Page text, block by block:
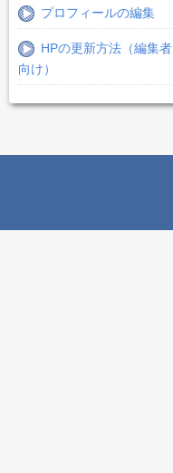
プロフィールの編集
HPの更新方法（編集者
向け）